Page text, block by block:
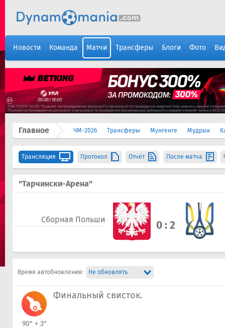
Новости Команда Матчи Трансферы Блоги Фото
Главное ЧМ-2026 Трансферы Мунгенге Мудрык
Трансляция Протокол Отчёт После матча
"Тарчински-Арена"
Сборная Польши 0 : 2
Время автобновления: Не обновлять
90" + 3"
Финальный свисток.